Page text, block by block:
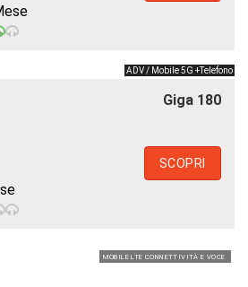
ADV / Mobile 5G +Telefono
Giga 180
SCOPRI
MOBILE LTE CONNETTIVITÀ E VOCE